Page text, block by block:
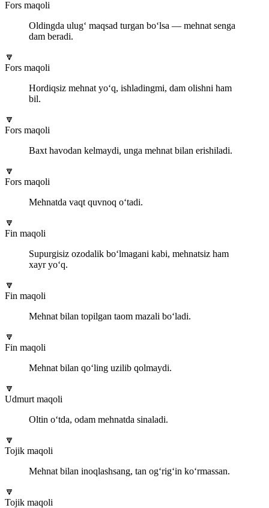
Fors maqoli
Oldingda ulug‘ maqsad turgan bo‘lsa — mehnat senga
dam beradi.
🔽
Fors maqoli
Hordiqsiz mehnat yo‘q, ishladingmi, dam olishni ham
bil.
🔽
Fors maqoli
Baxt havodan kelmaydi, unga mehnat bilan erishiladi.
🔽
Fors maqoli
Mehnatda vaqt quvnoq o‘tadi.
🔽
Fin maqoli
Supurgisiz ozodalik bo‘lmagani kabi, mehnatsiz ham
xayr yo‘q.
🔽
Fin maqoli
Mehnat bilan topilgan taom mazali bo‘ladi.
🔽
Fin maqoli
Mehnat bilan qo‘ling uzilib qolmaydi.
🔽
Udmurt maqoli
Oltin o‘tda, odam mehnatda sinaladi.
🔽
Tojik maqoli
Mehnat bilan inoqlashsang, tan og‘rig‘in ko‘rmassan.
🔽
Tojik maqoli